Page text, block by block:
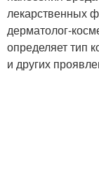
Уксусная
лекарственных
дерматолог-
определяет тип
и других